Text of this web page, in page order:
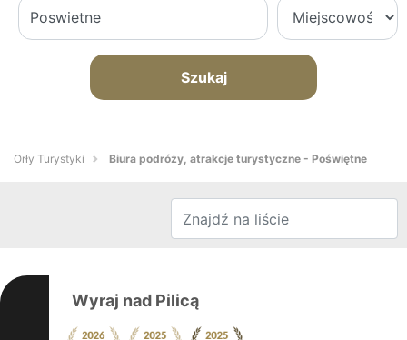
Szukaj
Orły Turystyki Biura podróży, atrakcje turystyczne - Poświętne
Wyraj nad Pilicą